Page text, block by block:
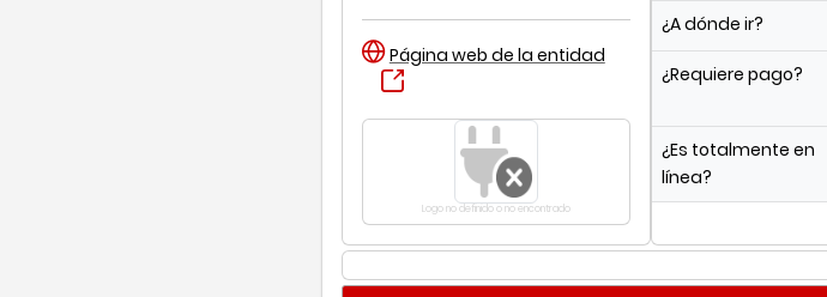
Página web de la entidad
Logo no definido o no encontrado
¿A dónde ir?
¿Requiere pago?
¿Es totalmente en
línea?